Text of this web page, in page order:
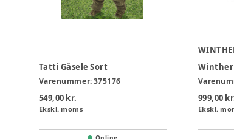
Tatti Gåsele Sort
Varenummer:375176
549,00 kr.
Ekskl. moms
999,00
Ekskl.